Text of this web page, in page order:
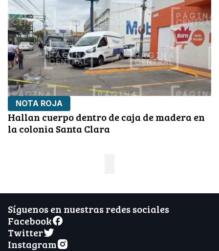
NOTA ROJA
Hallan cuerpo dentro de caja de madera en
la colonia Santa Clara
Síguenos en nuestras redes sociales
Facebook
Twitter
Instagram